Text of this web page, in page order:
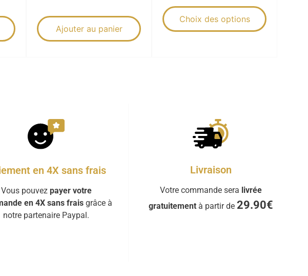
Ajouter au panier
Choix des options
en 4X sans frais
Vous pouvez payer votre
en 4X sans fraisgrâce à
notre partenaire Paypal.
Livraison
Votre commande sera livrée
gratuitementà partir de 29.90€